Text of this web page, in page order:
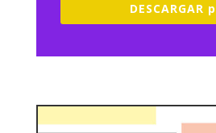
DESCARGAR